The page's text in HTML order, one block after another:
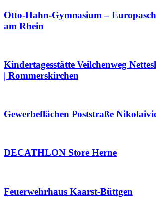
Otto-Hahn-Gymnasium –
am Rhein
Kindertagesstätte Veilchenweg
| Rommerskirchen
Gewerbeflächen Poststraße
DECATHLON Store Herne
Feuerwehrhaus Kaarst-Büttgen